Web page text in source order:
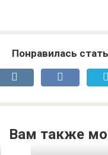
Понравилась
Вам также